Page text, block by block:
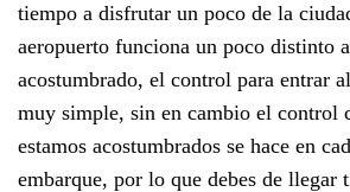
tiempo a disfrutar un poco de la
aeropuerto funciona un poco distinto
acostumbrado, el control para entrar
muy simple, sin en cambio el control
estamos acostumbrados se hace en
embarque, por lo que debes de llegar